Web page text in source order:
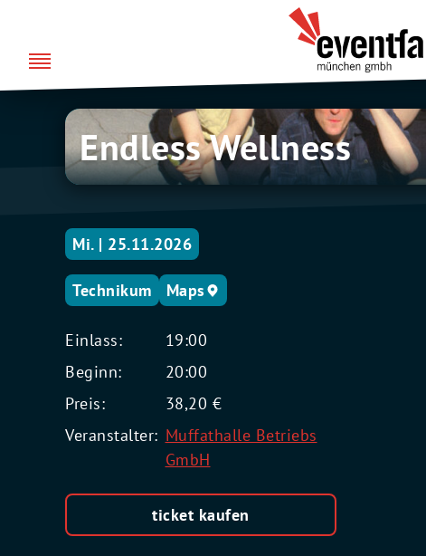
springen
Endless
Wellness
Endless Wellness
Mi. | 25.11.2026
Technikum Maps
Einlass:
19:00
Beginn:
20:00
Preis:
38,20 €
Veranstalter: Muffathalle Betriebs
GmbH
ticket kaufen